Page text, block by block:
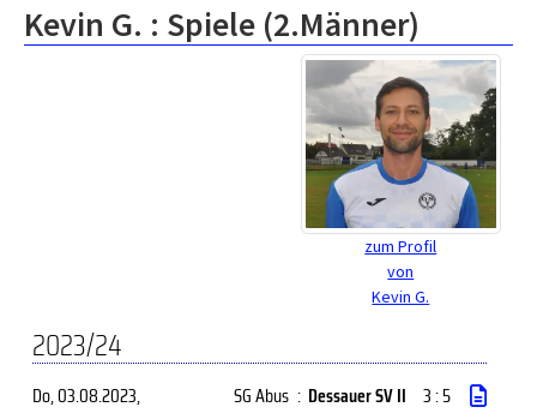
Kevin G. : Spiele (2.Männer)
zum Profil
von
Kevin G.
2023/24
Do, 03.08.2023, SG Abus : Dessauer SV II 3 : 5